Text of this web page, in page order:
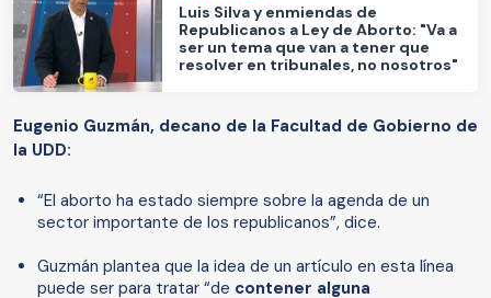
Luis Silva y enmiendas de
Republicanos a Ley de Aborto: "Va a
ser un tema que van a tener que
resolver en tribunales, no nosotros"
Eugenio Guzmán, decano de la Facultad de Gobierno de
la UDD:
“El aborto ha estado siempre sobre la agenda de un
sector importante de los republicanos”, dice.
Guzmán plantea que la idea de un artículo en esta línea
puede ser para tratar “de contener alguna